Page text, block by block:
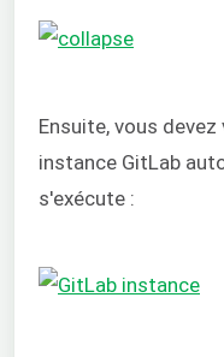
Ensuite, vous
instance GitLab
s'exécute :